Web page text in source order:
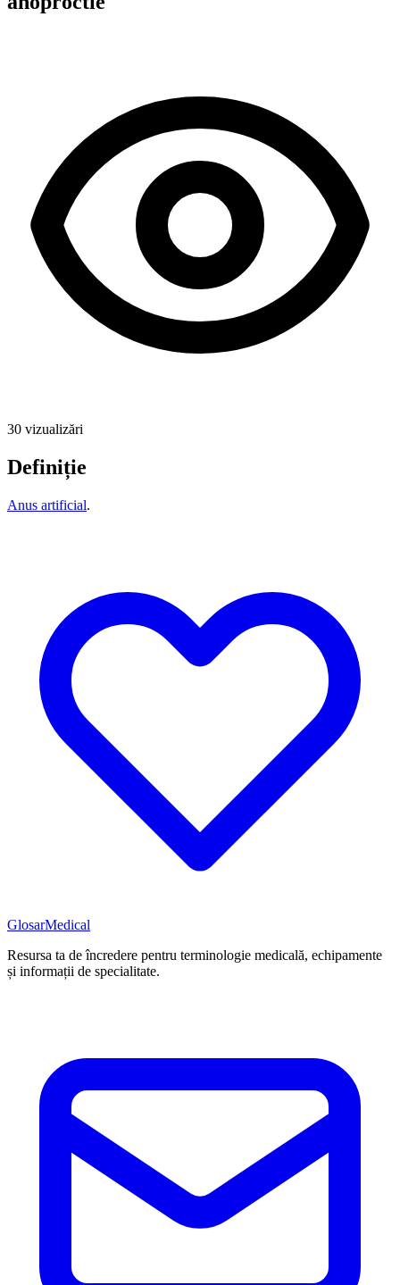
30 vizualizări
Definiție
Anus artificial.
GlosarMedical
Resursa ta de încredere pentru terminologie medicală, echipamente
și informații de specialitate.